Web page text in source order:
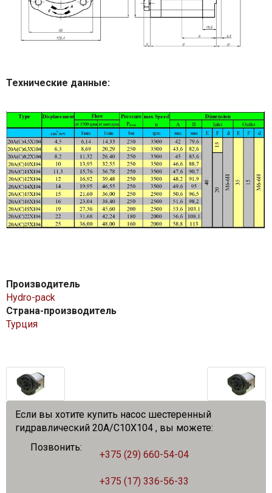
Технические данные:
Производитель
Hydro-pack
Страна-производитель
Турция
Если вы хотите купить насос шестеренный
гидравлический 20A/C10X104 , вы можете:
Позвонить:
+375 (29) 660-54-04
+375 (17) 336-56-33